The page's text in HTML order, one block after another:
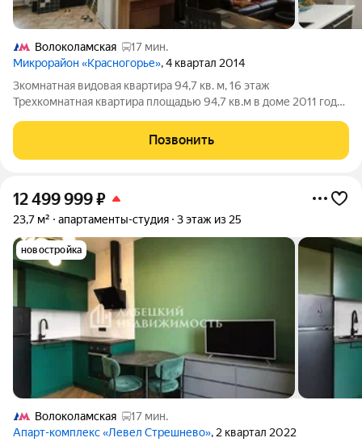
Волоколамская
17 мин.
Микрорайон «Красногорье», 4 квартал 2014
3комнатная видовая квартира 94,7 кв. м, 16 этаж
Трехкомнатная квартира площадью 94,7 кв.м в доме 2011 года
окон открывается панорамный вид. Планировка включает: -
три комнаты (14,7, 13,7 и 11,5
Позвонить
12 499 999₽
23,7 м² апартаменты-студия 3 этаж из 25
новостройка
Волоколамская
17 мин.
Апарт-комплекс «Левел Стрешнево», 2 квартал 2022